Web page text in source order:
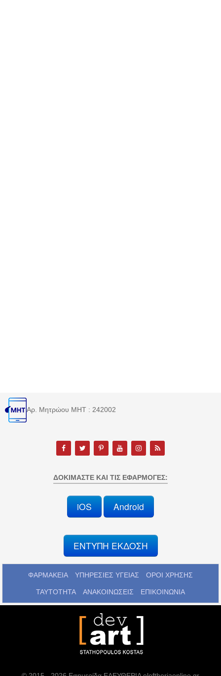
Αρ. Μητρώου MHT : 242002
ΔΟΚΙΜΆΣΤΕ ΚΑΙ ΤΙΣ ΕΦΑΡΜΟΓΈΣ:
iOS Android
ΕΝΤΥΠΗ ΕΚΔΟΣΗ
ΦΑΡΜΑΚΕΙΑ ΥΠΗΡΕΣΙΕΣ ΥΓΕΙΑΣ ΟΡΟΙ ΧΡΗΣΗΣ
ΤΑΥΤΟΤΗΤΑ ΑΝΑΚΟΙΝΩΣΕΙΣ ΕΠΙΚΟΙΝΩΝΙΑ